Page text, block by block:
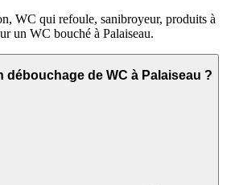
WC qui refoule, sanibroyeur, produits à
un WC bouché à Palaiseau.
débouchage de WC à Palaiseau ?